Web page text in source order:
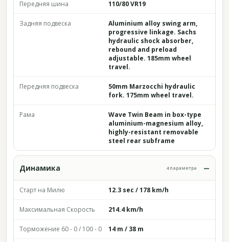
Передняя шина 110/80 VR19
Задняя подвеска
Aluminium alloy swing arm,
progressive linkage. Sachs
hydraulic shock absorber,
rebound and preload
adjustable. 185mm wheel
travel.
Передняя подвеска
50mm Marzocchi hydraulic
fork. 175mm wheel travel.
Рама
Wave Twin Beam in box-type
aluminium-magnesium alloy,
highly-resistant removable
steel rear subframe
Динамика 4 параметра
Старт на Милю 12.3 sec / 178 km/h
Максимальная Скорость 214.4 km/h
Торможение 60 - 0 / 100 - 0 14 m / 38 m